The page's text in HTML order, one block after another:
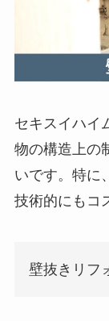
セキスイハイ
物の構造上の
いです。特に
技術的にもコ
壁抜きリフ